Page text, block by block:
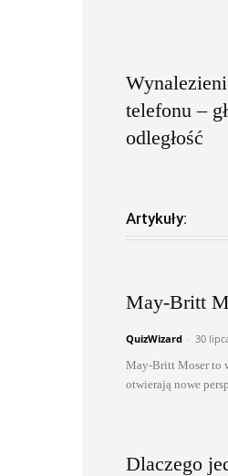
telefonu –
odległość
Artykuły:
May-Britt
QuizWizard - 30
May-Britt Moser to
otwierają nowe
Dlaczego